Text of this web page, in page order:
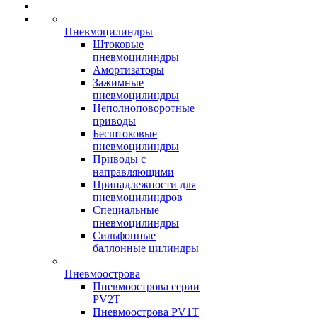
Пневмоцилиндры
Штоковые
пневмоцилиндры
Амортизаторы
Зажимные
пневмоцилиндры
Неполноповоротные
приводы
Бесштоковые
пневмоцилиндры
Приводы с
направляющими
Принадлежности для
пневмоцилиндров
Специальные
пневмоцилиндры
Сильфонные
баллонные цилиндры
Пневмоострова
Пневмоострова серии
PV2T
Пневмоострова PV1T